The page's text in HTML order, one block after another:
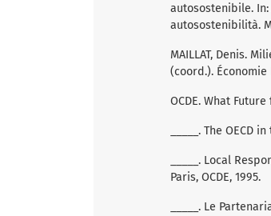
autosostenibile.
autosostenibilità.
MAILLAT, Denis.
(coord.). Économie
OCDE. What
_____. The OECD
_____. Local
Paris, OCDE, 1995.
_____. Le